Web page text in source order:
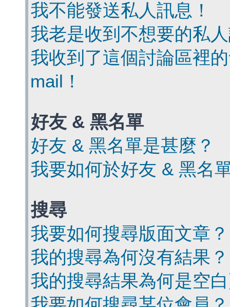
我不能發送私人訊息！
我老是收到不想要的私
我收到了這個討論區裡
mail！
好友 & 黑名單
好友 & 黑名單是甚麼？
我要如何於好友 & 黑名
搜尋
我要如何搜尋版面文章？
我的搜尋為何沒有結果？
我的搜尋結果為何是空